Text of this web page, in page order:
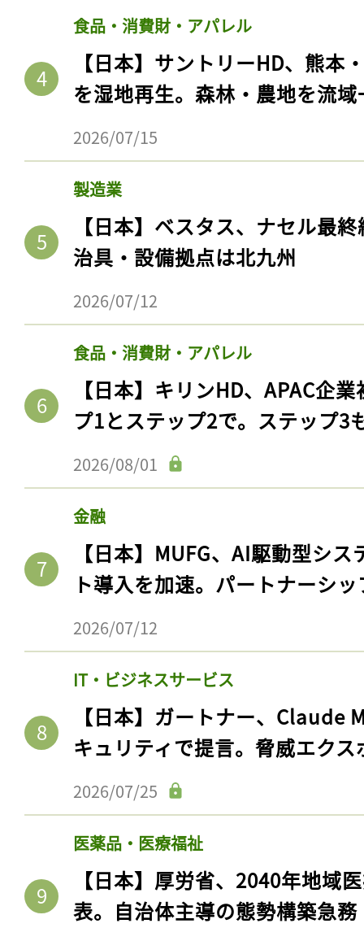
食品・消費財・アパレル
【日本】サントリーHD、熊本
を湿地再生。森林・農地を流
2026/07/15
製造業
【日本】ベスタス、ナセル最
治具・設備拠点は北九州
2026/07/12
食品・消費財・アパレル
【日本】キリンHD、APAC企
プ1とステップ2で。ステップ3
2026/08/01
金融
【日本】MUFG、AI駆動型シ
ト導入を加速。パートナーシ
2026/07/12
IT・ビジネスサービス
【日本】ガートナー、Claude
キュリティで提言。脅威エク
2026/07/25
医薬品・医療福祉
【日本】厚労省、2040年地域
表。自治体主導の態勢構築急務
記事をお気に入りに
ログイン
会員登録